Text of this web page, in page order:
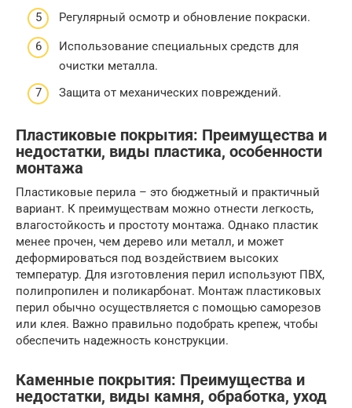
Регулярный осмотр и обновление покраски.
Использование специальных средств для
очистки металла.
Защита от механических повреждений.
Пластиковые покрытия: Преимущества и
недостатки, виды пластика, особенности
монтажа
Пластиковые перила – это бюджетный и практичный
вариант. К преимуществам можно отнести легкость,
влагостойкость и простоту монтажа. Однако пластик
менее прочен, чем дерево или металл, и может
деформироваться под воздействием высоких
температур. Для изготовления перил используют ПВХ,
полипропилен и поликарбонат. Монтаж пластиковых
перил обычно осуществляется с помощью саморезов
или клея. Важно правильно подобрать крепеж, чтобы
обеспечить надежность конструкции.
Каменные покрытия: Преимущества и
недостатки, виды камня, обработка, уход